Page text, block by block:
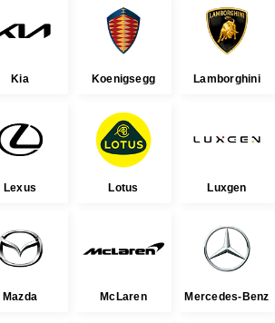
Kia Koenigsegg Lamborghini
Lexus Lotus Luxgen
Mazda McLaren Mercedes-Benz